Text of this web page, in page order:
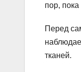
пор, пока
Перед
тканей.